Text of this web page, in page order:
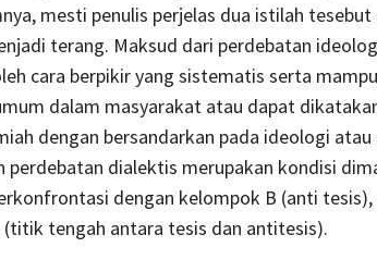
mesti penulis perjelas dua istilah tesebut
terang. Maksud dari perdebatan
cara berpikir yang sistematis serta mampu
dalam masyarakat atau dapat
dengan bersandarkan pada ideologi atau
perdebatan dialektis merupakan kondisi
dengan kelompok B (anti tesis),
(titik tengah antara tesis dan antitesis).